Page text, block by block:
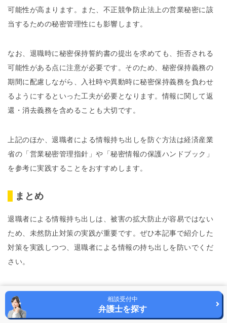
可能性が高まります。また、不正競争防止法上の営業秘密に該
当するための秘密管理性にも影響します。
なお、退職時に秘密保持誓約書の提出を求めても、拒否される
可能性がある点に注意が必要です。そのため、秘密保持義務の
期間に配慮しながら、入社時や異動時に秘密保持義務を負わせ
るようにするといった工夫が必要となります。情報に関して返
還・消去義務を含めることも大切です。
上記のほか、退職者による情報持ち出しを防ぐ方法は経済産業
省の「営業秘密管理指針」や「秘密情報の保護ハンドブック」
を参考に実践することをおすすめします。
まとめ
退職者による情報持ち出しは、被害の拡大防止が容易ではない
ため、未然防止対策の実践が重要です。ぜひ本記事で紹介した
対策を実践しつつ、退職者による情報の持ち出しを防いでくだ
さい。
しかし、実際には不正を完全に防ぐことは難しい実状もありま
す。もし退職者による情報の持ち出しが疑われる場合や発覚し
た場合などは、早めに弁護士に相談することがおすすめです。
相談受付中
弁護士を探す